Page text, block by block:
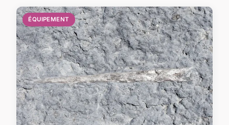
ÉQUIPEMENT